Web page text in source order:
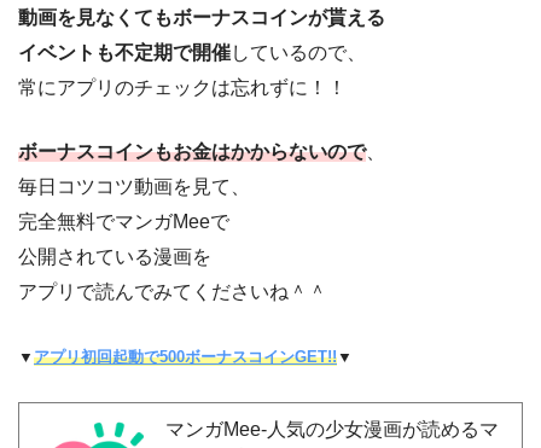
動画を見なくてもボーナスコインが貰える
イベントも不定期で開催しているので、
常にアプリのチェックは忘れずに！！
ボーナスコインもお金はかからないので、
毎日コツコツ動画を見て、
完全無料でマンガMeeで
公開されている漫画を
アプリで読んでみてくださいね＾＾
▼ アプリ初回起動で500ボーナスコインGET!!▼
マンガMee-人気の少女漫画が読めるマ